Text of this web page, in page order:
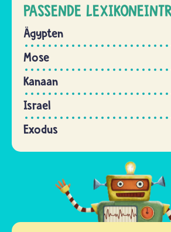
PASSENDE
Ägypten
Mose
Kanaan
Israel
Exodus